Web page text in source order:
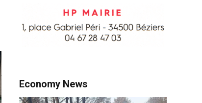
Economy News